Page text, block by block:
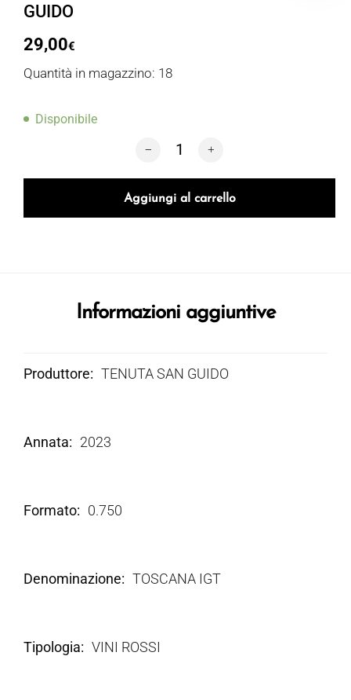
GUIDO
29,00€
Quantità in magazzino: 18
Disponibile
LE DIFESE 2023 TENUTA SAN GUIDO
Aggiungi al carrello
Informazioni aggiuntive
Produttore TENUTA SAN GUIDO
Annata 2023
Formato 0.750
Denominazione TOSCANA IGT
Tipologia VINI ROSSI